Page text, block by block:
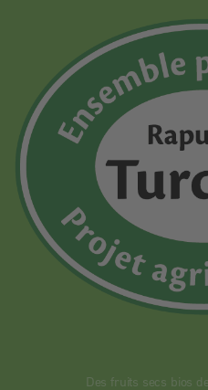
Des fruits secs bios